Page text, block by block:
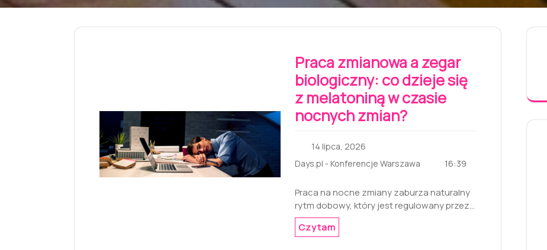
Praca zmianowa a zegar
biologiczny: co dzieje się
z melatoniną w czasie
nocnych zmian?
14 lipca, 2026
Days.pl - Konferencje Warszawa
16:39
Praca na nocne zmiany zaburza naturalny
rytm dobowy, który jest regulowany przez…
Czytam